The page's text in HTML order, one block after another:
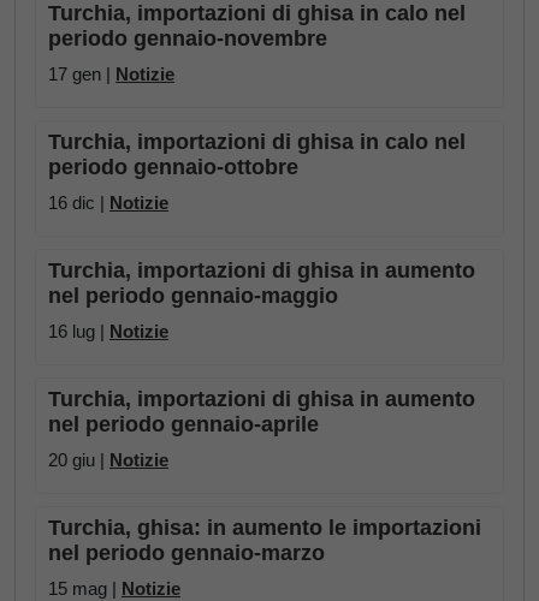
Turchia, importazioni di ghisa in calo nel
periodo gennaio-novembre
17 gen | Notizie
Turchia, importazioni di ghisa in calo nel
periodo gennaio-ottobre
16 dic | Notizie
Turchia, importazioni di ghisa in aumento
nel periodo gennaio-maggio
16 lug | Notizie
Turchia, importazioni di ghisa in aumento
nel periodo gennaio-aprile
20 giu | Notizie
Turchia, ghisa: in aumento le importazioni
nel periodo gennaio-marzo
15 mag | Notizie